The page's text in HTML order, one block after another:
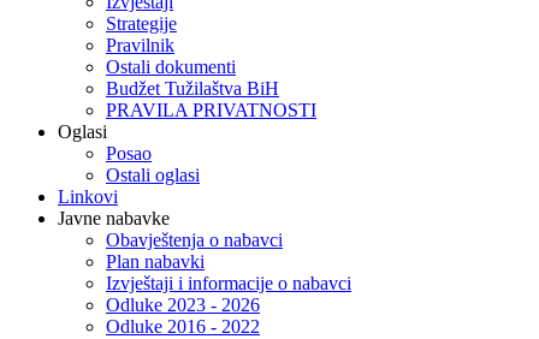
Strategije
Pravilnik
Ostali dokumenti
Budžet Tužilaštva BiH
PRAVILA PRIVATNOSTI
Oglasi
Posao
Ostali oglasi
Linkovi
Javne nabavke
Obavještenja o nabavci
Plan nabavki
Izvještaji i informacije o nabavci
Odluke 2023 - 2026
Odluke 2016 - 2022